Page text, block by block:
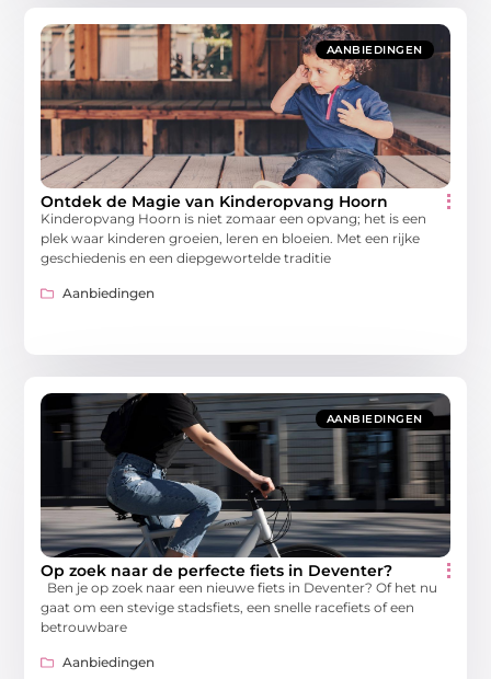
AANBIEDINGEN
Ontdek de Magie van Kinderopvang Hoorn
Kinderopvang Hoorn is niet zomaar een opvang; het is een
plek waar kinderen groeien, leren en bloeien. Met een rijke
geschiedenis en een diepgewortelde traditie
Aanbiedingen
AANBIEDINGEN
Op zoek naar de perfecte fiets in Deventer?
Ben je op zoek naar een nieuwe fiets in Deventer? Of het nu
gaat om een stevige stadsfiets, een snelle racefiets of een
betrouwbare
Aanbiedingen